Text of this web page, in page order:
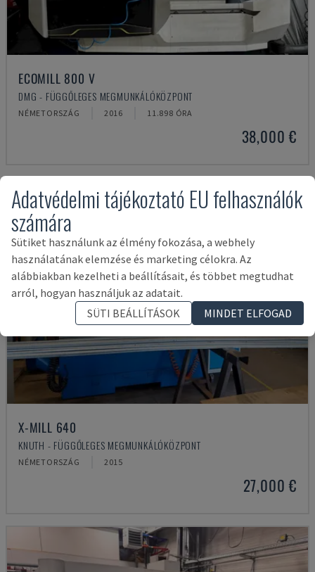
ECOMILL 800 V
DMG - FÜGGŐLEGES MEGMUNKÁLÓKÖZPONT
NÉMETORSZÁG 2016 11.898 ÓRA
38,000 €
X-MILL 640
KNUTH - FÜGGŐLEGES MEGMUNKÁLÓKÖZPONT
NÉMETORSZÁG 2015
27,000 €
Adatvédelmi tájékoztató EU felhasználók
számára
Sütiket használunk az élmény fokozása, a webhely
használatának elemzése és marketing célokra. Az
alábbiakban kezelheti a beállításait, és többet megtudhat
arról, hogyan használjuk az adatait.
SÜTI BEÁLLÍTÁSOK
MINDET ELFOGAD